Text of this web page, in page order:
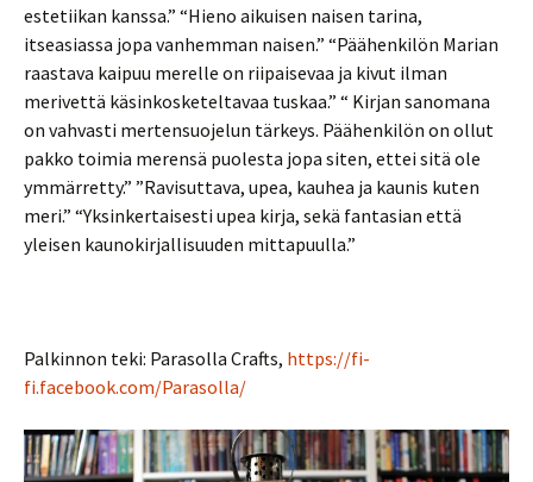
estetiikan kanssa.” “Hieno aikuisen naisen tarina,
itseasiassa jopa vanhemman naisen.” “Päähenkilön Marian
raastava kaipuu merelle on riipaisevaa ja kivut ilman
merivettä käsinkosketeltavaa tuskaa.” “ Kirjan sanomana
on vahvasti mertensuojelun tärkeys. Päähenkilön on ollut
pakko toimia merensä puolesta jopa siten, ettei sitä ole
ymmärretty.” ”Ravisuttava, upea, kauhea ja kaunis kuten
meri.” “Yksinkertaisesti upea kirja, sekä fantasian että
yleisen kaunokirjallisuuden mittapuulla.”
Palkinnon teki: Parasolla Crafts, https://fi-
fi.facebook.com/Parasolla/